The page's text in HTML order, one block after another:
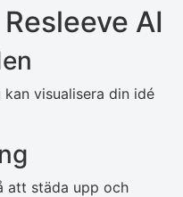
AI
visualisera din idé
att städa upp och